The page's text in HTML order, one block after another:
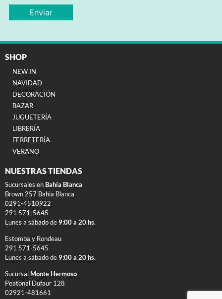
SHOP
NEW IN
NAVIDAD
DECORACIÓN
BAZAR
JUGUETERÍA
LIBRERÍA
FERRETERÍA
VERANO
NUESTRAS TIENDAS
Sucursales en Bahía Blanca
Brown 257 Bahia Blanca
0291-4510922
291 571-5645
Lunes a sábado de 9:00 a 20 hs.
Estomba y Rondeau
291 571-5645
Lunes a sábado de 9:00 a 20 hs.
Sucursal Monte Hermoso
Peatonal Dufaur 128
02921-481661